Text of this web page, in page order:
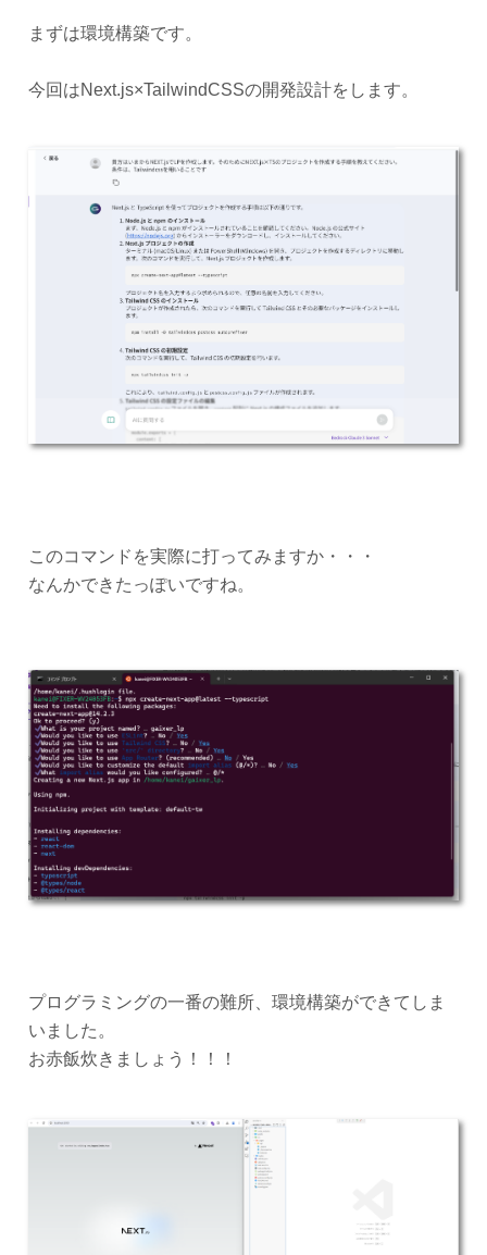
まずは環境構築です。
今回はNext.js×TailwindCSSの開発設計をします。
このコマンドを実際に打ってみますか・・・
なんかできたっぽいですね。
プログラミングの一番の難所、環境構築ができてしま
いました。
お赤飯炊きましょう！！！